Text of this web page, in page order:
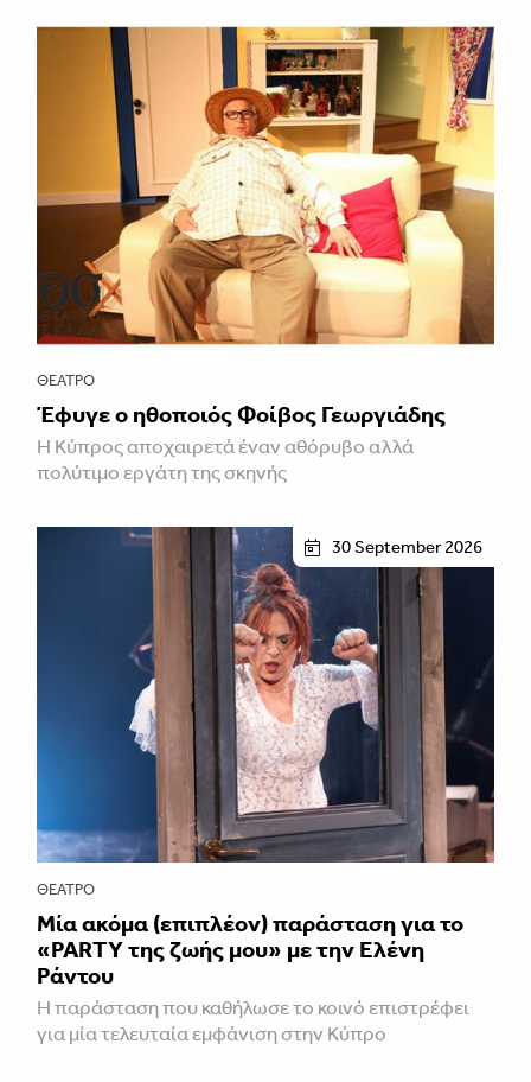
ΘΈΑΤΡΟ
Έφυγε ο ηθοποιός Φοίβος Γεωργιάδης
Η Κύπρος αποχαιρετά έναν αθόρυβο αλλά
πολύτιμο εργάτη της σκηνής
30 September 2026
ΘΈΑΤΡΟ
Μία ακόμα (επιπλέον) παράσταση για το
«PARTY της ζωής μου» με την Ελένη
Ράντου
Η παράσταση που καθήλωσε το κοινό επιστρέφει
για μία τελευταία εμφάνιση στην Κύπρο